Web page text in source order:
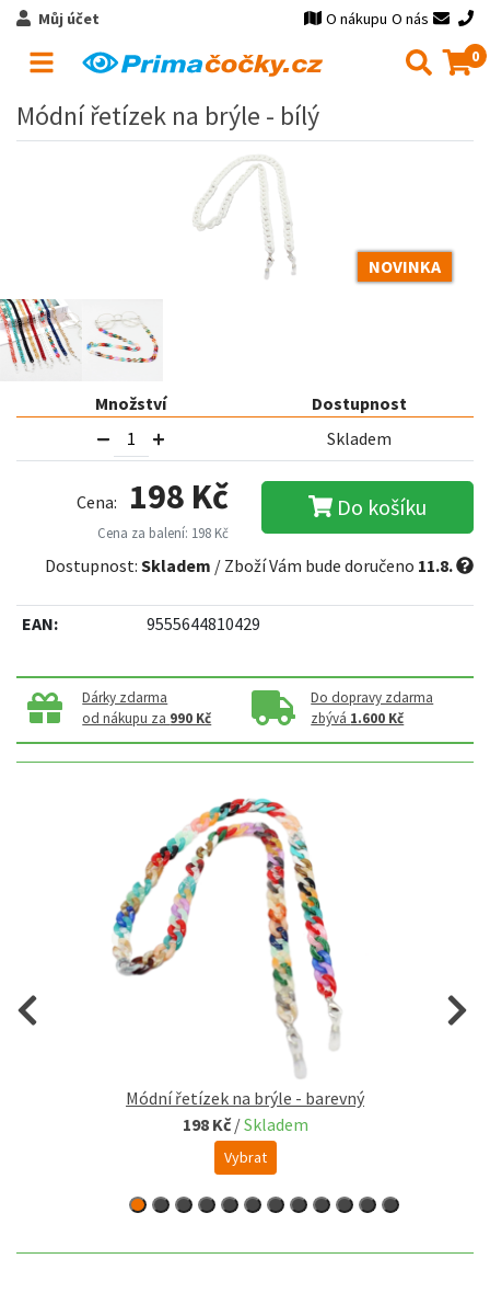
Můj účet O nákupu O nás
0
Módní řetízek na brýle - bílý
NOVINKA
Množství
Dostupnost
Skladem
Cena: 198 Kč
Cena za balení: 198 Kč
Do košíku
Dostupnost: Skladem / Zboží Vám bude doručeno 11.8.
EAN: 9555644810429
Dárky zdarma
od nákupu za 990 Kč
Do dopravy zdarma
zbývá 1.600 Kč
Módní řetízek na brýle - barevný
198 Kč/Skladem
Vybrat